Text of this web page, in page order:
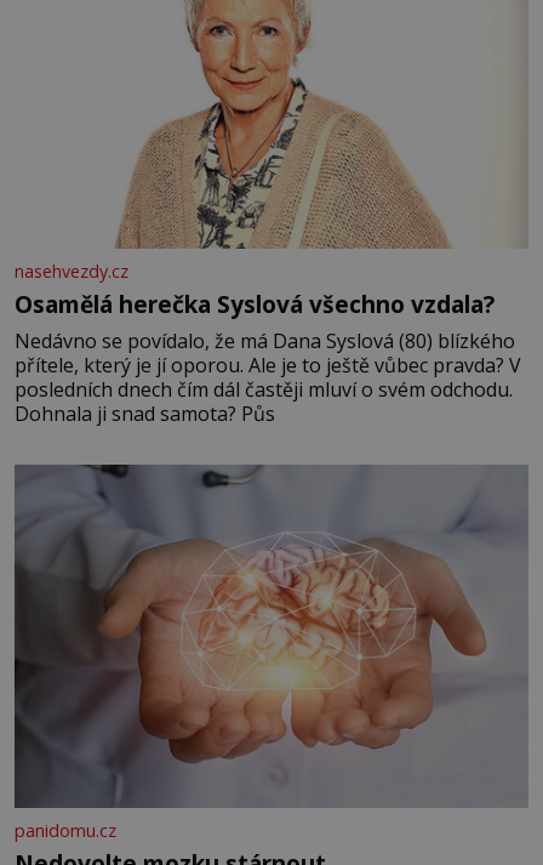
nasehvezdy.cz
Osamělá herečka Syslová všechno vzdala?
Nedávno se povídalo, že má Dana Syslová (80) blízkého
přítele, který je jí oporou. Ale je to ještě vůbec pravda? V
posledních dnech čím dál častěji mluví o svém odchodu.
Dohnala ji snad samota? Půs
panidomu.cz